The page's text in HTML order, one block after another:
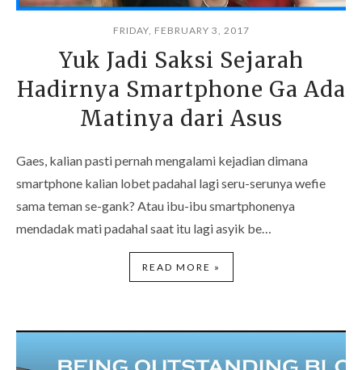
FRIDAY, FEBRUARY 3, 2017
Yuk Jadi Saksi Sejarah
Hadirnya Smartphone Ga Ada
Matinya dari Asus
Gaes, kalian pasti pernah mengalami kejadian dimana
smartphone kalian lobet padahal lagi seru-serunya wefie
sama teman se-gank? Atau ibu-ibu smartphonenya
mendadak mati padahal saat itu lagi asyik be…
READ MORE »